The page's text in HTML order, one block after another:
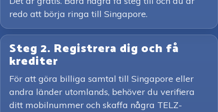
redo att börja ringa till Singapore.
Steg 2. Registrera dig och få
krediter
För att göra billiga samtal till Singapore eller
andra länder utomlands, behöver du verifiera
ditt mobilnummer och skaffa några TELZ-